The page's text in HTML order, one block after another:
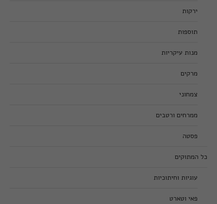
ירקות
תוספות
מנות עיקריות
מרקים
צמחוני
ממרחים ורטבים
פסטה
כל המתוקים
עוגיות וחיתוכיות
פאי וטארט